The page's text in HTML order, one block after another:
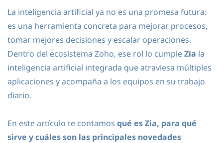
La inteligencia artificial ya no es una promesa futura:
es una herramienta concreta para mejorar procesos,
tomar mejores decisiones y escalar operaciones.
Dentro del ecosistema Zoho, ese rol lo cumpleZia la
inteligencia artificial integrada que atraviesa múltiples
aplicaciones y acompaña a los equipos en su trabajo
diario.
En este artículo te contamos qué es Zia, para qué
sirve y cuáles son las principales novedades